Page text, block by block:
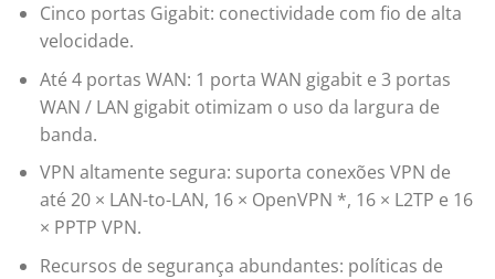
Cinco portas Gigabit: conectividade com fio de alta
velocidade.
Até 4 portas WAN: 1 porta WAN gigabit e 3 portas
WAN / LAN gigabit otimizam o uso da largura de
banda.
VPN altamente segura: suporta conexões VPN de
até 20 × LAN-to-LAN, 16 × OpenVPN *, 16 × L2TP e 16
× PPTP VPN.
Recursos de segurança abundantes: políticas de